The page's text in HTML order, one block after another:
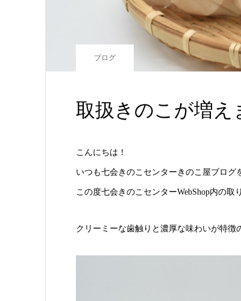
ブログ
取扱きのこが増え
こんにちは！
いつも七会きのこセンターきのこ屋ブログ
この度七会きのこセンターWebShop内の取
クリーミーな歯触りと濃厚な味わいが特徴